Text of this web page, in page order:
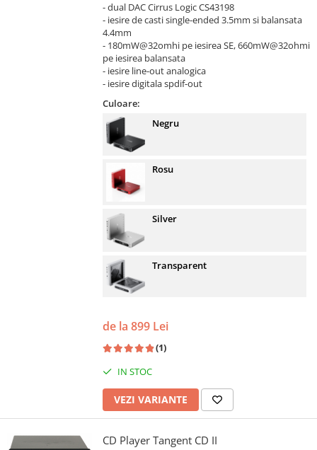
- dual DAC Cirrus Logic CS43198
- iesire de casti single-ended 3.5mm si balansata
4.4mm
- 180mW@32omhi pe iesirea SE, 660mW@32ohmi
pe iesirea balansata
- iesire line-out analogica
- iesire digitala spdif-out
Culoare:
Negru
Rosu
Silver
Transparent
de la 899 Lei
(1)
IN STOC
VEZI VARIANTE
CD Player Tangent CD II